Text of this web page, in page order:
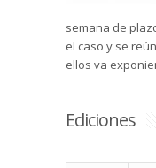
semana de
el caso y se
ellos va
Ediciones